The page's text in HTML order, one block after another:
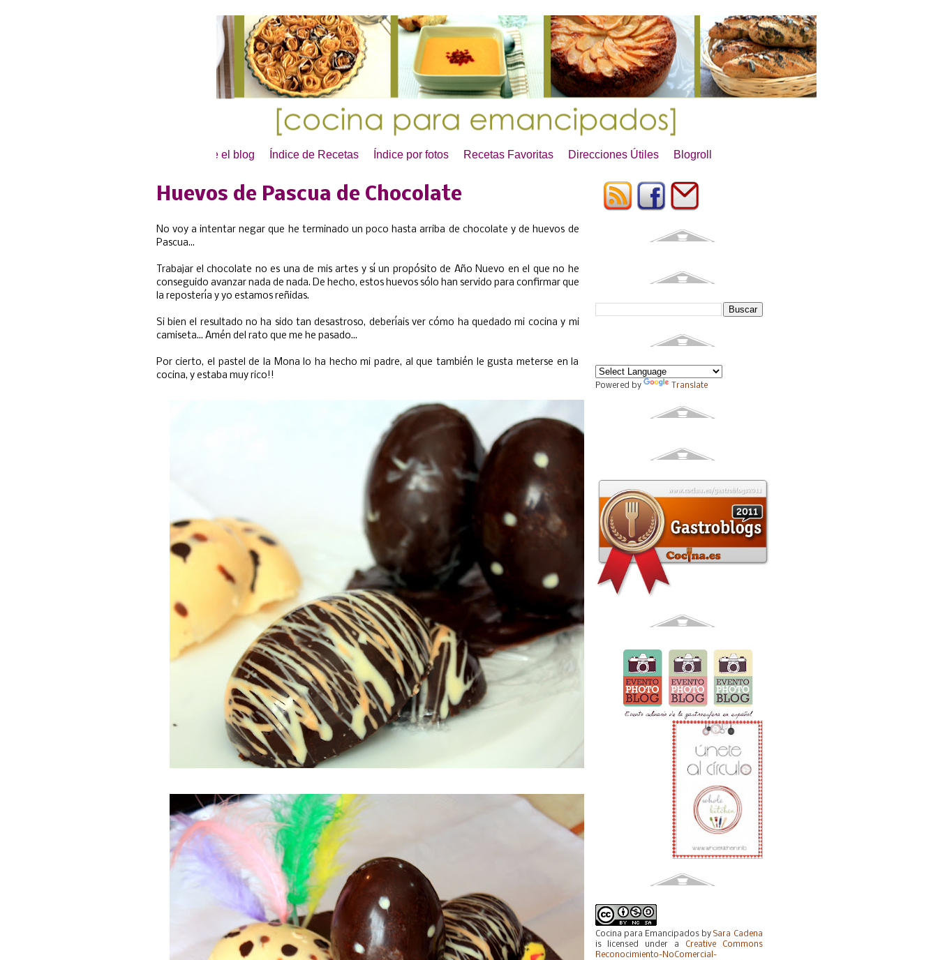
Sobre el blog Índice de Recetas Índice por fotos Recetas Favoritas Direcciones Útiles Blogroll
Powered by Translate
Cocina para EmancipadosbySara Cadena
is licensed under a
Creative Commons
Reconocimiento-NoComercial-
Huevos de Pascua de Chocolate
No voy a intentar negar que he terminado un poco hasta arriba de chocolate y de huevos de
Pascua...
Trabajar el chocolate no es una de mis artes y sí un propósito de Año Nuevo en el que no he
conseguido avanzar nada de nada. De hecho, estos huevos sólo han servido para confirmar que
la repostería y yo estamos reñidas.
Si bien el resultado no ha sido tan desastroso, deberíais ver cómo ha quedado mi cocina y mi
camiseta... Amén del rato que me he pasado...
Por cierto, el pastel de la Mona lo ha hecho mi padre, al que también le gusta meterse en la
cocina, y estaba muy rico!!